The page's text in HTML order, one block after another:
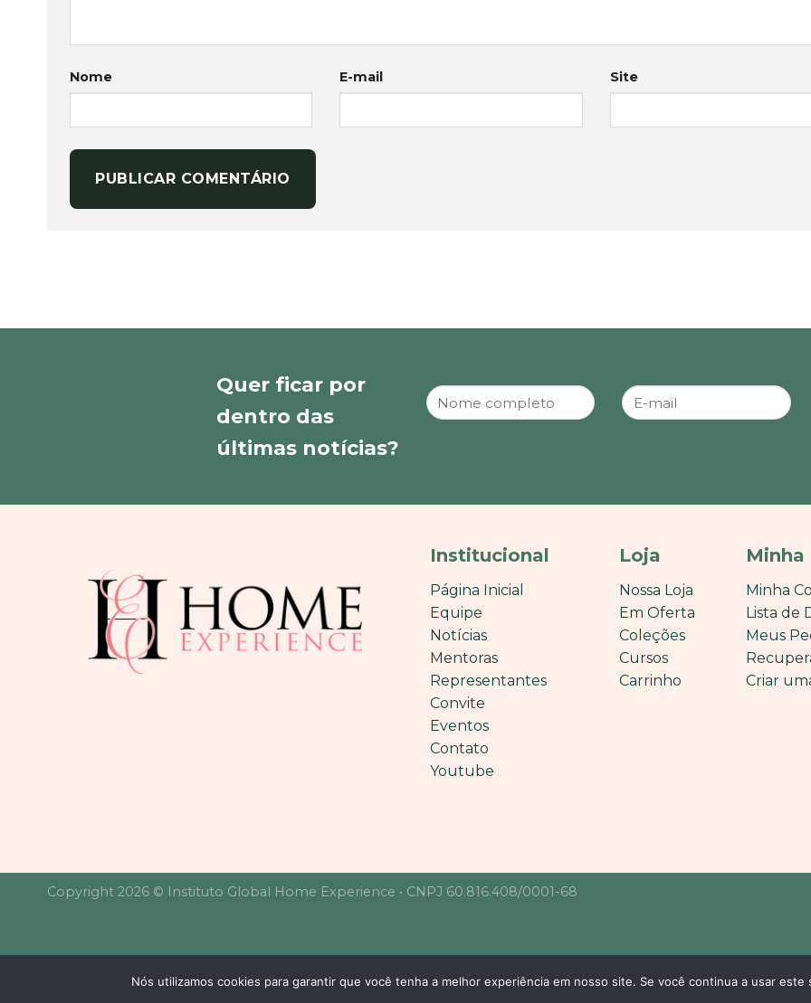
Nome E-mail Site
Quer ficar por
dentro das
últimas notícias?
Institucional
Página Inicial
Equipe
Notícias
Mentoras
Representantes
Convite
Eventos
Contato
Youtube
Loja
Nossa Loja
Em Oferta
Coleções
Cursos
Carrinho
Minha
Minha
Lista de
Meus
Criar
Copyright 2026 © Instituto Global Home Experience • CNPJ 60.816.408/0001-68
Nós utilizamos cookies para garantir que você tenha a melhor experiência em nosso site. Se você continua a usar